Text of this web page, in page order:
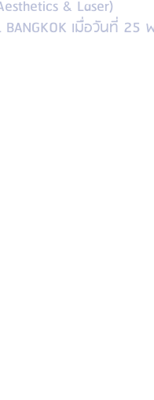
& Laser)
BANGKOK เมื่อวันที่